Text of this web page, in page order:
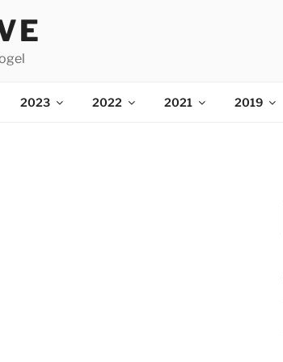
2023 2022 2021 2019